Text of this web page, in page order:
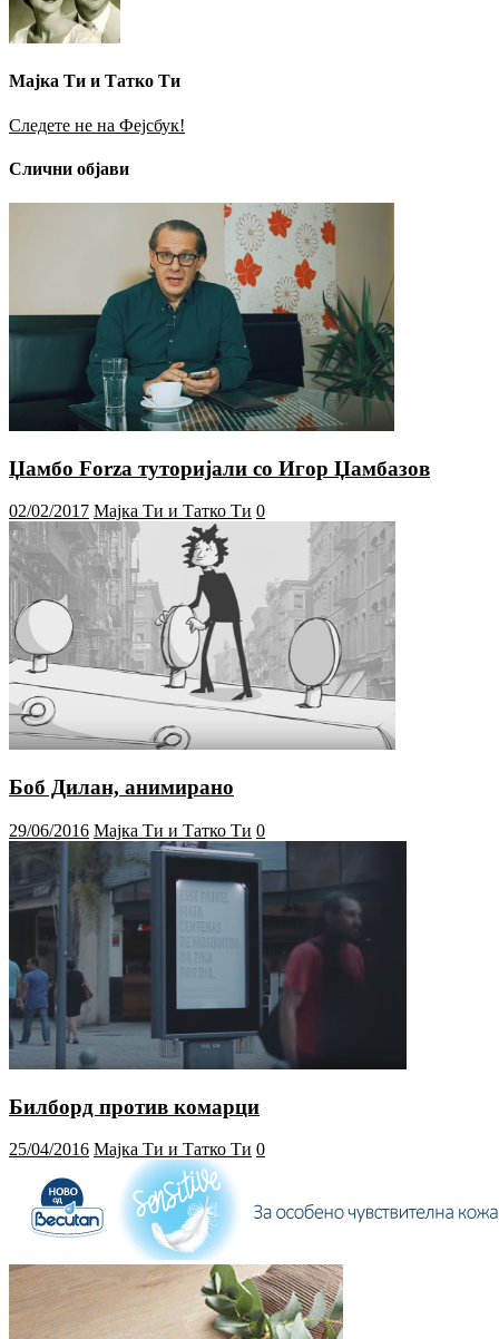
Мајка Ти и Татко Ти
Следете не на Фејсбук!
Слични објави
Џамбо Forza туторијали со Игор Џамбазов
02/02/2017 Мајка Ти и Татко Ти 0
Боб Дилан, анимирано
29/06/2016 Мајка Ти и Татко Ти 0
Билборд против комарци
25/04/2016 Мајка Ти и Татко Ти 0